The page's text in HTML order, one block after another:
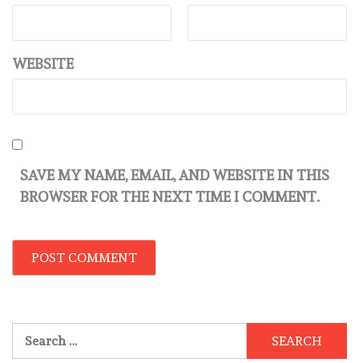
WEBSITE
SAVE MY NAME, EMAIL, AND WEBSITE IN THIS
BROWSER FOR THE NEXT TIME I COMMENT.